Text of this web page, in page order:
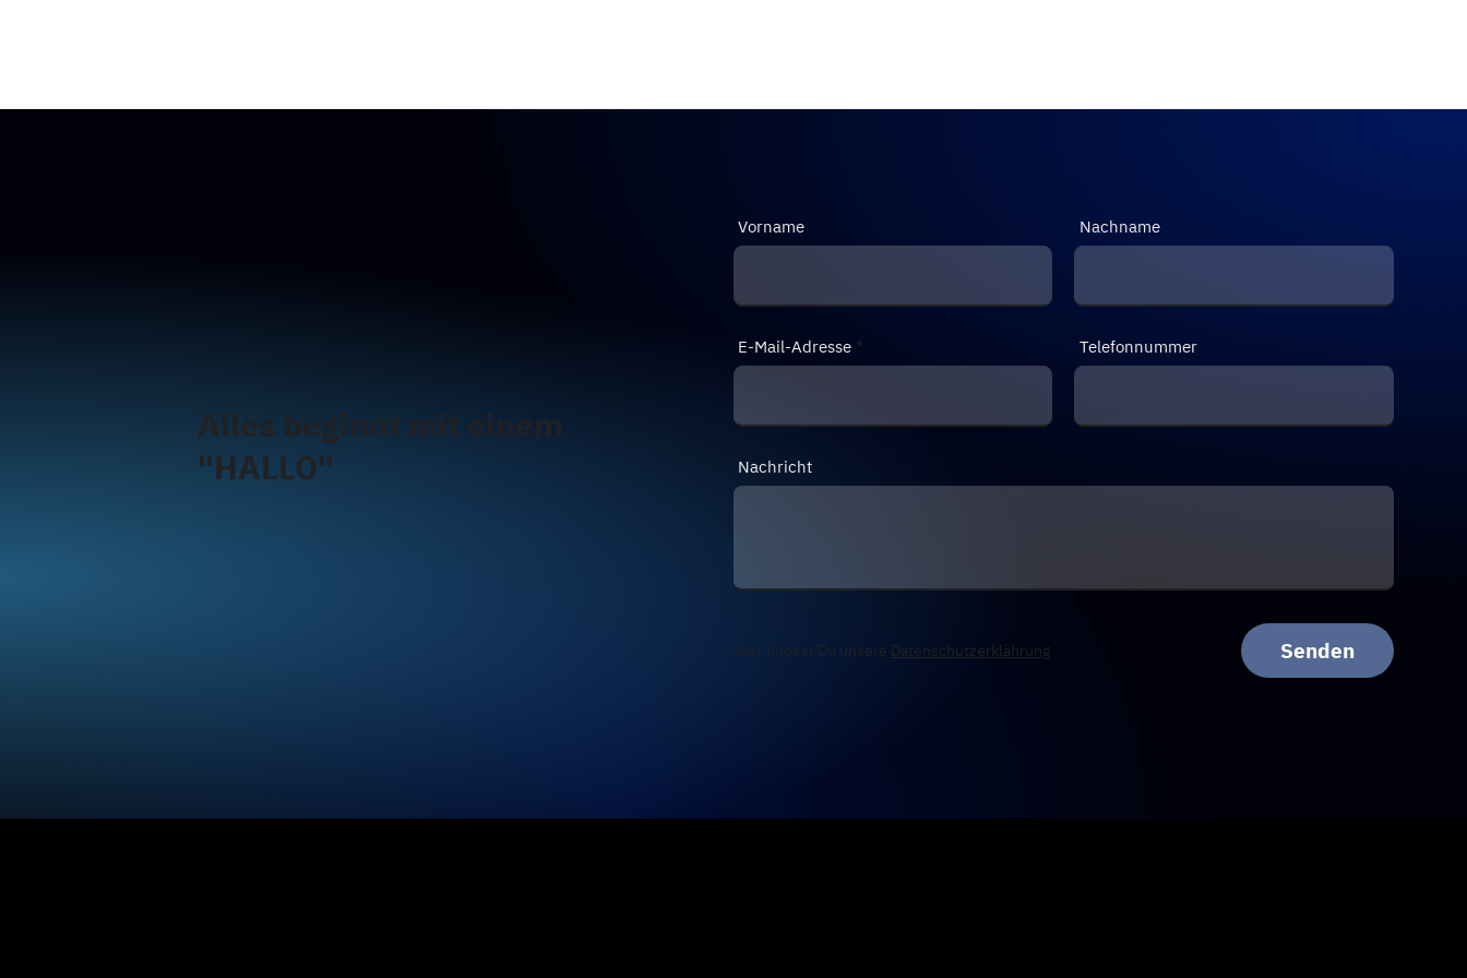
Alles beginnt mit einem
"HALLO"
Vorname Nachname
E-Mail-Adresse Telefonnummer
Nachricht
Senden
Hier findest Du unsere Datenschutzerklährung